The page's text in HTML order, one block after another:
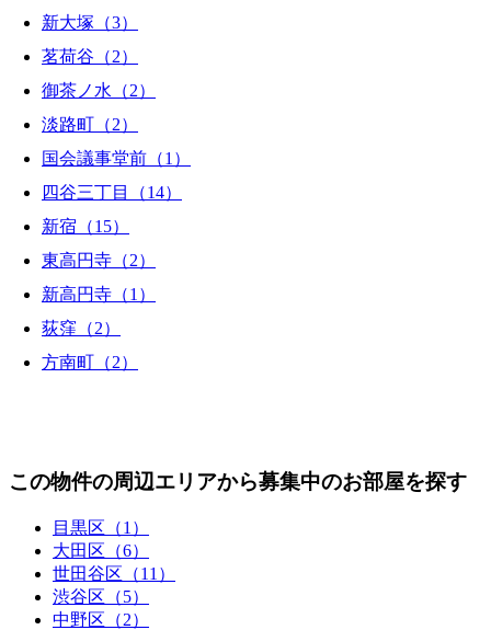
新大塚（3）
茗荷谷（2）
御茶ノ水（2）
淡路町（2）
国会議事堂前（1）
四谷三丁目（14）
新宿（15）
東高円寺（2）
新高円寺（1）
荻窪（2）
方南町（2）
この物件の周辺エリアから募集中のお部屋を探す
目黒区（1）
大田区（6）
世田谷区（11）
渋谷区（5）
中野区（2）